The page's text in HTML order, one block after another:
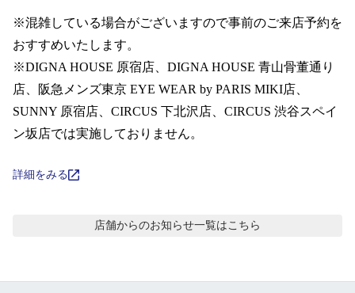
コーディネート
レビュー
ブログ
お知らせ
目のまめちしき
※混雑している場合がございますので事前のご来店予約を
おすすめいたします。
※DIGNA HOUSE 原宿店、DIGNA HOUSE 青山骨董通り
店、阪急メンズ東京 EYE WEAR by PARIS MIKI店、
SUNNY 原宿店、CIRCUS 下北沢店、CIRCUS 渋谷スペイ
ン坂店では実施しておりません。
詳細をみる
店舗からのお知らせ一覧はこちら